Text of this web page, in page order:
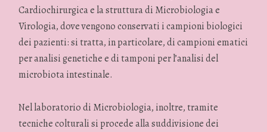
Cardiochirurgica e la struttura di Microbiologia e
Virologia, dove vengono conservati i campioni biologici
dei pazienti: si tratta, in particolare, di campioni ematici
per analisi genetiche e di tamponi per l’analisi del
microbiota intestinale.
Nel laboratorio di Microbiologia, inoltre, tramite
tecniche colturali si procede alla suddivisione dei